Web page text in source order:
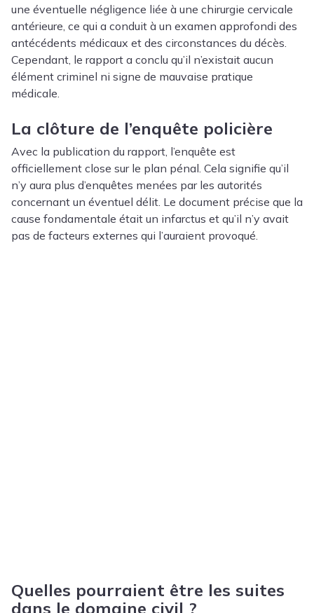
une éventuelle négligence liée à une chirurgie cervicale
antérieure, ce qui a conduit à un examen approfondi des
antécédents médicaux et des circonstances du décès.
Cependant, le rapport a conclu qu’il n’existait aucun
élément criminel ni signe de mauvaise pratique
médicale.
La clôture de l’enquête policière
Avec la publication du rapport, l’enquête est
officiellement close sur le plan pénal. Cela signifie qu’il
n’y aura plus d’enquêtes menées par les autorités
concernant un éventuel délit. Le document précise que la
cause fondamentale était un infarctus et qu’il n’y avait
pas de facteurs externes qui l’auraient provoqué.
Quelles pourraient être les suites
dans le domaine civil ?